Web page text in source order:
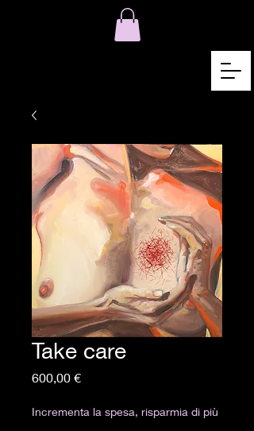
Take care
600,00 €Precio
Incrementa la spesa, risparmia di più